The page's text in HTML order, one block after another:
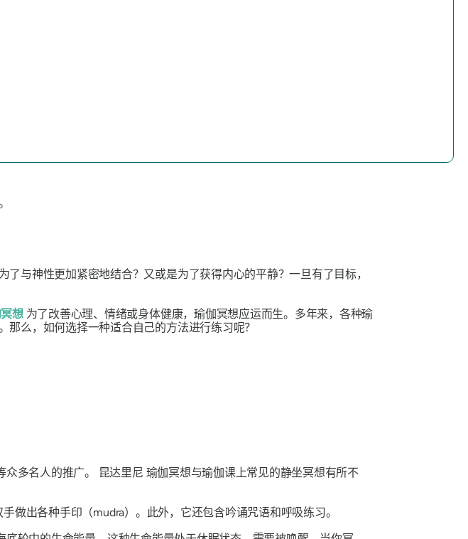
与神性更加紧密地结合？又或是为了获得内心的平静？一旦有了目标，
想为了改善心理、情绪或身体健康，瑜伽冥想应运而生。多年来，各种瑜
么，如何选择一种适合自己的方法进行练习呢？
众多名人的推广。 昆达里尼 瑜伽冥想与瑜伽课上常见的静坐冥想有所不
做出各种手印（mudra）。此外，它还包含吟诵咒语和呼吸练习。